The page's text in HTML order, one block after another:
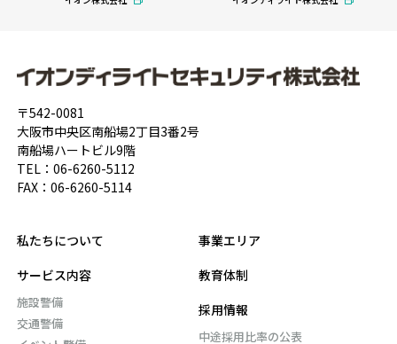
〒542-0081
大阪市中央区南船場2丁目3番2号
南船場ハートビル9階
TEL： 06-6260-5112
FAX：06-6260-5114
私たちについて
サービス内容
施設警備
交通警備
事業エリア
教育体制
採用情報
中途採用比率の公表